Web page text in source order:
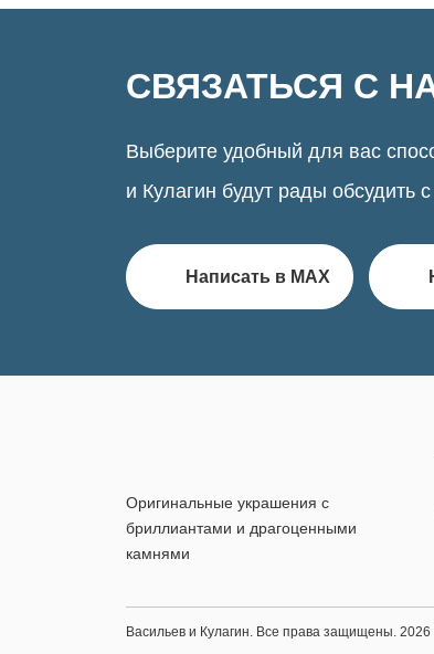
СВЯЗАТЬСЯ С
Выберите удобный для вас
и Кулагин будут рады обсудить
Написать в MAX
Оригинальные украшения с
бриллиантами и драгоценными
камнями
Васильев и Кулагин. Все права защищены.